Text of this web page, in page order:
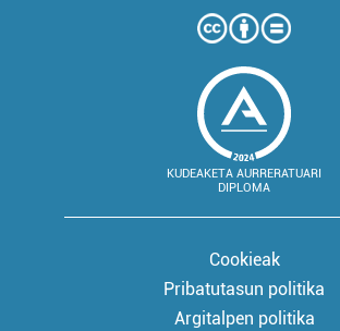
KUDEAKETA AURRERATUARI
DIPLOMA
Cookieak
Pribatutasun politika
Argitalpen politika